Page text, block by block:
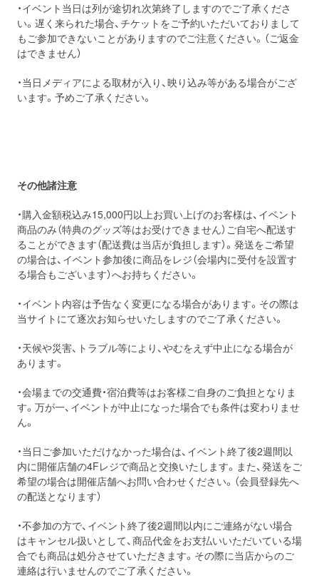
・イベント当日は列が途切れ次第終了しますのでご了承くださ
い。遅く来られた場合、チケットをご予約いただいておりまして
もご参加できないことがありますのでご注意ください。（ご返金
はできません）
・当日メディアによる取材が入り、映り込み等がある場合がござ
います。予めご了承ください。
その他諸注意
・購入金額税込み15,000円以上お買い上げのお客様は、イベント
商品のみ（特典のグッズ等はお受けできません）ご自宅へ配送す
ることができます（配送費は当店が負担します）。発送をご希望
の場合は、イベント参加後に商品をレジ（会場内に受付を設置す
る場合もございます）へお持ちください。
・イベント内容は予告なく変更になる場合があります。その際は
当サイトにて逐次お知らせいたしますのでご了承ください。
・天候や災害、トラブル等により、やむをえず中止になる場合が
あります。
・会場までの交通費・宿泊費等はお客様ご自身のご負担となりま
す。万が一、イベントが中止になった場合でも条件は変わりませ
ん。
・当日ご参加いただけなかった場合は、イベント終了後2週間以
内に開催店舗の4Fレジで商品と交換いたします。また、発送をご
希望の場合は開催店舗へお問い合わせください。（会員登録先へ
の配送となります）
・不参加の方で、イベント終了後2週間以内にご連絡がない場合
はキャンセル扱いとして、商品代金をお支払いいただいている場
合でも商品は処分させていただきます。その際に当店からのご
連絡は行いませんのでご了承ください。